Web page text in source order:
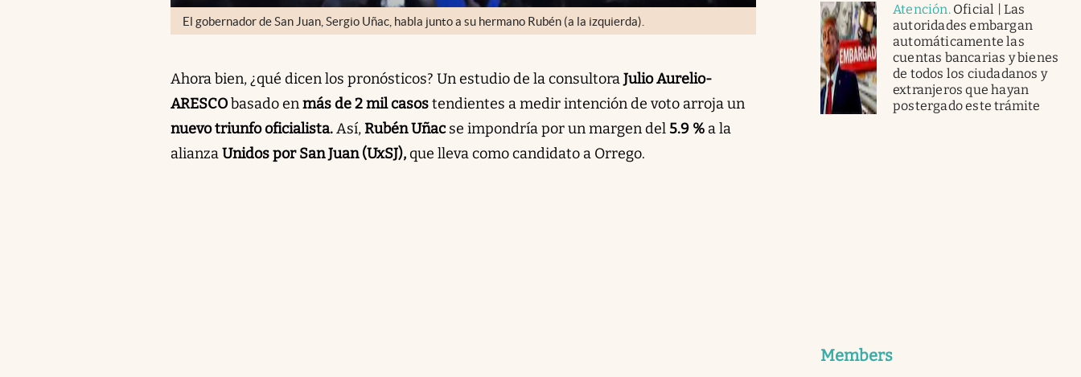
El gobernador de San Juan, Sergio Uñac, habla junto a su hermano Rubén (a la izquierda).
Ahora bien, ¿qué dicen los pronósticos? Un estudio de la consultoraJulio Aurelio-
ARESCObasado enmás de 2 mil casostendientes a medir intención de voto arroja un
nuevo triunfo oficialista.Así,Rubén Uñacse impondría por un margen del5.9 % a la
alianzaUnidos por San Juan (UxSJ),que lleva como candidato a Orrego.
Atención. Oficial | Las
autoridades embargan
automáticamente las
cuentas bancarias y bienes
de todos los ciudadanos y
extranjeros que hayan
postergado este trámite
Members